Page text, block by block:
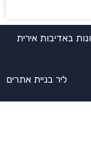
באדיבות אירית
ליר בניית אתרים